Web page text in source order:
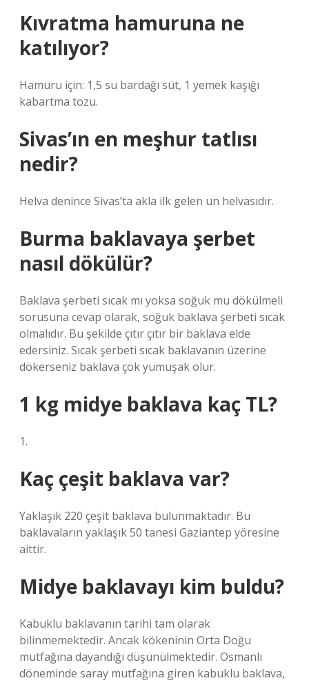
Kıvratma hamuruna ne
katılıyor?
Hamuru için: 1,5 su bardağı süt, 1 yemek kaşığı
kabartma tozu.
Sivas’ın en meşhur tatlısı
nedir?
Helva denince Sivas’ta akla ilk gelen un helvasıdır.
Burma baklavaya şerbet
nasıl dökülür?
Baklava şerbeti sıcak mı yoksa soğuk mu dökülmeli
sorusuna cevap olarak, soğuk baklava şerbeti sıcak
olmalıdır. Bu şekilde çıtır çıtır bir baklava elde
edersiniz. Sıcak şerbeti sıcak baklavanın üzerine
dökerseniz baklava çok yumuşak olur.
1 kg midye baklava kaç TL?
1.
Kaç çeşit baklava var?
Yaklaşık 220 çeşit baklava bulunmaktadır. Bu
baklavaların yaklaşık 50 tanesi Gaziantep yöresine
aittir.
Midye baklavayı kim buldu?
Kabuklu baklavanın tarihi tam olarak
bilinmemektedir. Ancak kökeninin Orta Doğu
mutfağına dayandığı düşünülmektedir. Osmanlı
döneminde saray mutfağına giren kabuklu baklava,